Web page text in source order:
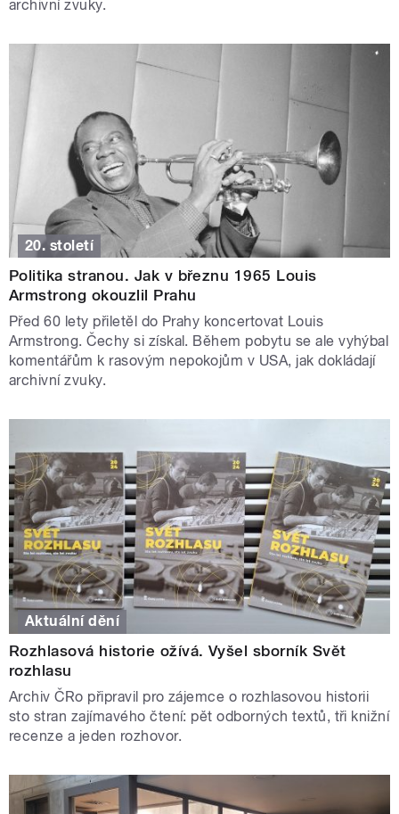
archivní zvuky.
20. století
Politika stranou. Jak v březnu 1965 Louis
Armstrong okouzlil Prahu
Před 60 lety přiletěl do Prahy koncertovat Louis
Armstrong. Čechy si získal. Během pobytu se ale vyhýbal
komentářům k rasovým nepokojům v USA, jak dokládají
archivní zvuky.
Aktuální dění
Rozhlasová historie ožívá. Vyšel sborník Svět
rozhlasu
Archiv ČRo připravil pro zájemce o rozhlasovou historii
sto stran zajímavého čtení: pět odborných textů, tři knižní
recenze a jeden rozhovor.